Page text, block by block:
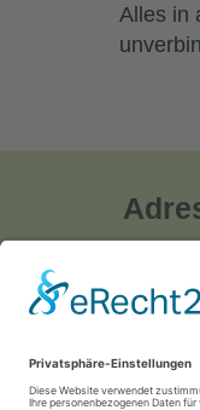
Alles in
Am
E-Mail: